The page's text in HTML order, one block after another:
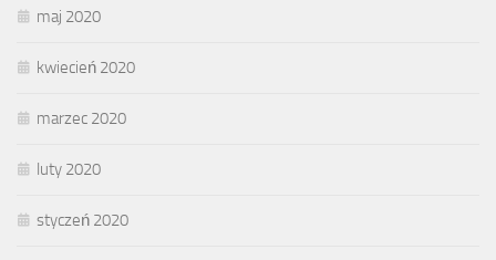
maj 2020
kwiecień 2020
marzec 2020
luty 2020
styczeń 2020